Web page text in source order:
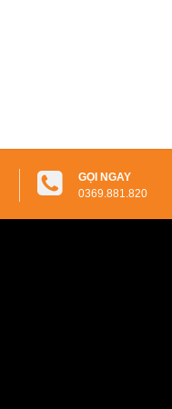
GỌI NGAY
0369.881.820